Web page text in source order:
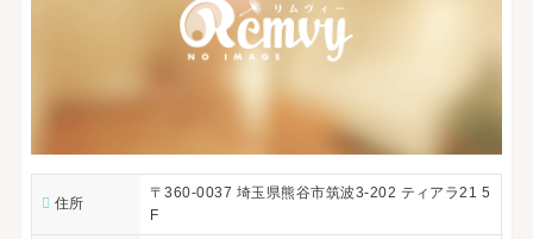
住所
〒360-0037 埼玉県熊谷市筑波3-202 ティアラ21 5
F